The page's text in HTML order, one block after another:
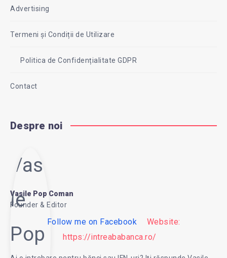
Advertising
Termeni și Condiții de Utilizare
Politica de Confidențialitate GDPR
Contact
Despre noi
Vasi
le
Pop
Vasile Pop Coman
Founder & Editor
Follow me on Facebook
Website:
https://intreababanca.ro/